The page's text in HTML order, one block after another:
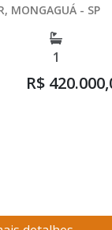
MONGAGUÁ - SP
1
R$